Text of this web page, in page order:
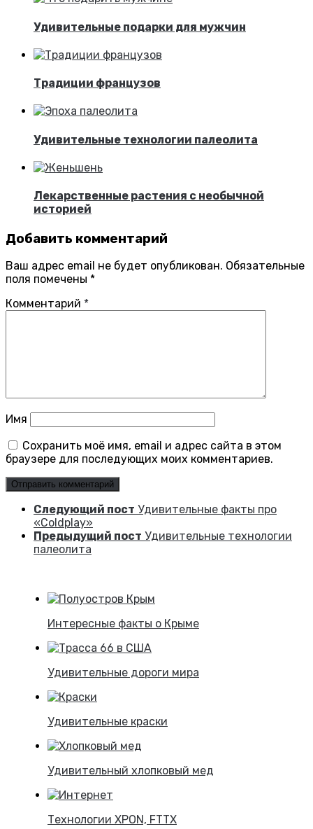
Удивительные подарки для мужчин
Традиции французов
Удивительные технологии палеолита
Лекарственные растения с необычной
историей
Добавить комментарий
Ваш адрес email не будет опубликован. Обязательные
поля помечены *
Комментарий *
Имя
Сохранить моё имя, email и адрес сайта в этом
браузере для последующих моих комментариев.
Следующий пост Удивительные факты про
«Coldplay»
Предыдущий пост Удивительные технологии
палеолита
Интересные факты о Крыме
Удивительные дороги мира
Удивительные краски
Удивительный хлопковый мед
Технологии XPON, FTTX